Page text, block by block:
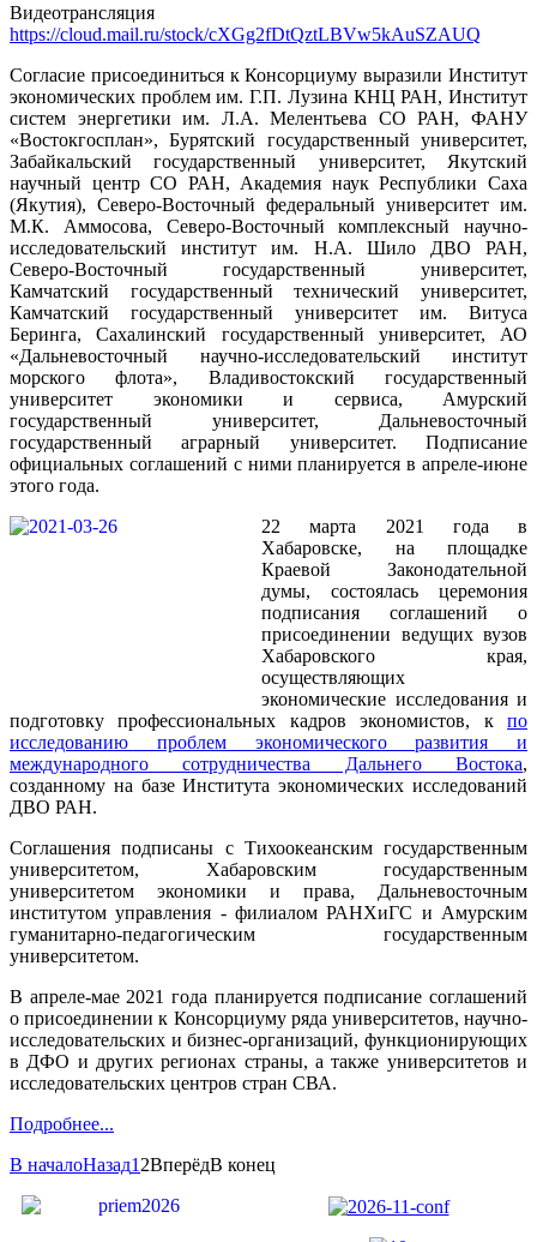
Видеотрансляция
https://cloud.mail.ru/stock/cXGg2fDtQztLBVw5kAuSZAUQ
Согласие присоединиться к Консорциуму выразили Институт
экономических проблем им. Г.П. Лузина КНЦ РАН, Институт
систем энергетики им. Л.А. Мелентьева СО РАН, ФАНУ
«Востокгосплан», Бурятский государственный университет,
Забайкальский государственный университет, Якутский
научный центр СО РАН, Академия наук Республики Саха
(Якутия), Северо-Восточный федеральный университет им.
М.К. Аммосова, Северо-Восточный комплексный научно-
исследовательский институт им. Н.А. Шило ДВО РАН,
Северо-Восточный государственный университет,
Камчатский государственный технический университет,
Камчатский государственный университет им. Витуса
Беринга, Сахалинский государственный университет, АО
«Дальневосточный научно-исследовательский институт
морского флота», Владивостокский государственный
университет экономики и сервиса, Амурский
государственный университет, Дальневосточный
государственный аграрный университет. Подписание
официальных соглашений с ними планируется в апреле-июне
этого года.
22 марта 2021 года в
Хабаровске, на площадке
Краевой Законодательной
думы, состоялась церемония
подписания соглашений о
присоединении ведущих вузов
Хабаровского края,
осуществляющих
экономические исследования и
подготовку профессиональных кадров экономистов, к по
исследованию проблем экономического развития и
международного сотрудничества Дальнего Востока,
созданному на базе Института экономических исследований
ДВО РАН.
Соглашения подписаны с Тихоокеанским государственным
университетом, Хабаровским государственным
университетом экономики и права, Дальневосточным
институтом управления - филиалом РАНХиГС и Амурским
гуманитарно-педагогическим государственным
университетом.
В апреле-мае 2021 года планируется подписание соглашений
о присоединении к Консорциуму ряда университетов, научно-
исследовательских и бизнес-организаций, функционирующих
в ДФО и других регионах страны, а также университетов и
исследовательских центров стран СВА.
Подробнее...
В началоНазад1 2ВперёдВ конец